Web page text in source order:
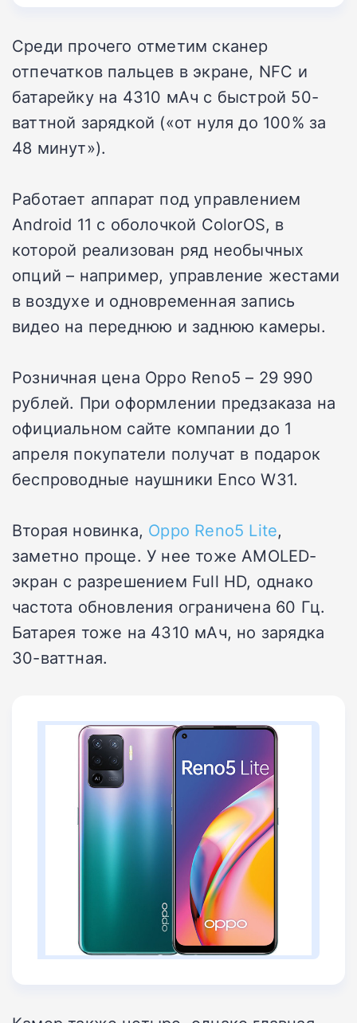
Среди прочего отметим сканер
отпечатков пальцев в экране, NFC и
батарейку на 4310 мАч с быстрой 50-
ваттной зарядкой («от нуля до 100% за
48 минут»).
Работает аппарат под управлением
Android 11 с оболочкой ColorOS, в
которой реализован ряд необычных
опций – например, управление жестами
в воздухе и одновременная запись
видео на переднюю и заднюю камеры.
Розничная цена Oppo Reno5 – 29 990
рублей. При оформлении предзаказа на
официальном сайте компании до 1
апреля покупатели получат в подарок
беспроводные наушники Enco W31.
Вторая новинка, Oppo Reno5 Lite,
заметно проще. У нее тоже AMOLED-
экран с разрешением Full HD, однако
частота обновления ограничена 60 Гц.
Батарея тоже на 4310 мАч, но зарядка
30-ваттная.